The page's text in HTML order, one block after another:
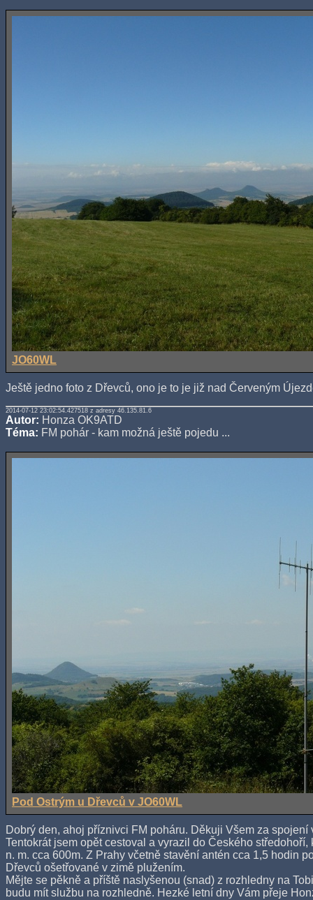
JO60WL
Ještě jedno foto z Dřevců, ono je to je již nad Červeným
2014-07-12 23:02:54.427518 z adresy 46.135.81.6
Autor: Honza OK9ATD
Téma: FM pohár - kam možná ještě pojedu ...
Pod Ostrým u Dřevců v JO60WL
Dobrý den, ahoj příznivci FM poháru. Děkuji Všem za spojení
Tentokrát jsem opět cestoval a vyrazil do Českého
n. m. cca 600m. Z Prahy včetně stavění antén cca 1,5 hodin
Dřevců ošetřované v zimě plužením.
Mějte se pěkně a příště naslyšenou (snad) z rozhledny na
budu mít službu na rozhledně. Hezké letní dny Vám přeje